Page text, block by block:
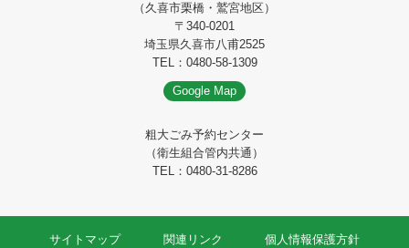
（久喜市栗橋・鷲宮地区）
〒340-0201
埼玉県久喜市八甫2525
TEL：0480-58-1309
Google Map
粗大ごみ予約センター
（衛生組合管内共通）
TEL：0480-31-8286
サイトマップ 関連リンク 個人情報保護方針